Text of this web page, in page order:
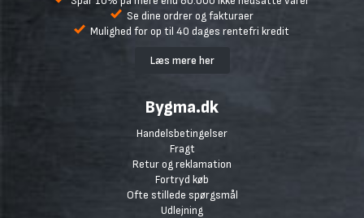
Se dine ordrer og fakturaer
Mulighed for op til 40 dages rentefri kredit
Læs mere her
Bygma.dk
Handelsbetingelser
Fragt
Retur og reklamation
Fortryd køb
Ofte stillede spørgsmål
Udlejning